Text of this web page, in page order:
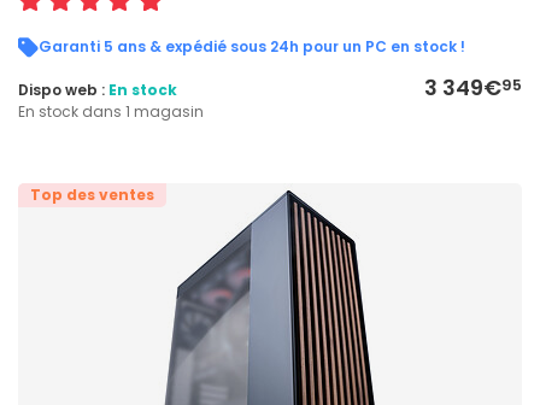
Garanti 5 ans & expédié sous 24h pour un PC en stock !
3 349€95
Dispo web : En stock
En stock dans 1 magasin
Top des ventes